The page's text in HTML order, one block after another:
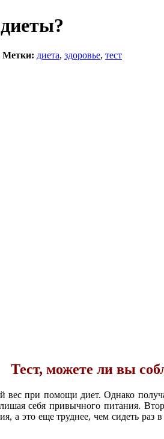
Метки: диета, здоровье, тест
Тест, можете ли вы
при помощи диет. Однако
себя привычного питания.
а это еще труднее, чем сидеть